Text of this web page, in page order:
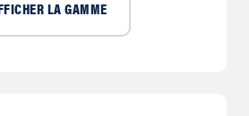
LA GAMME